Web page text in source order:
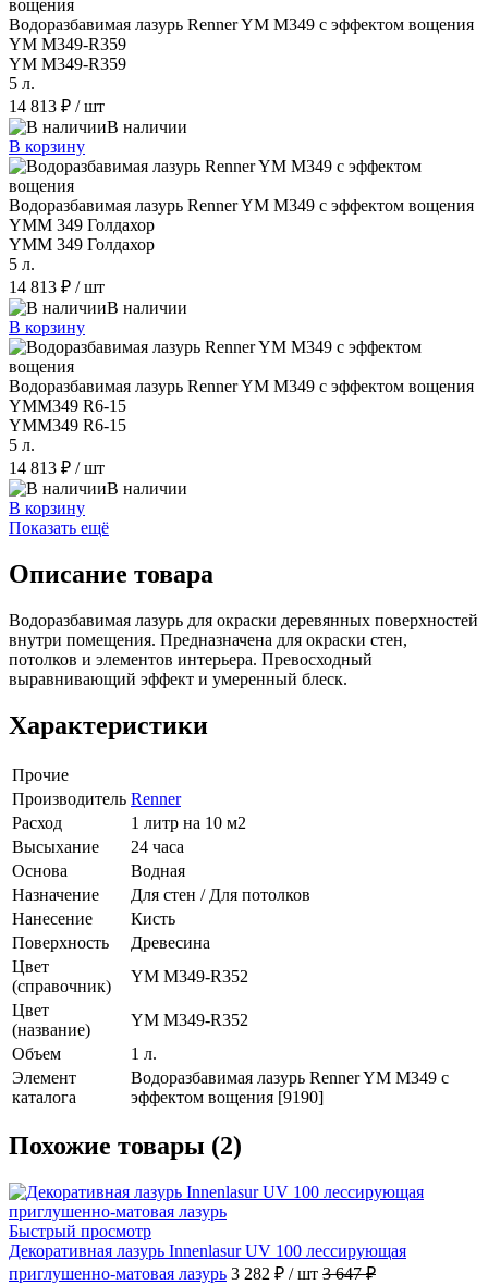
Водоразбавимая лазурь Renner YM M349 с эффектом вощения
YM M349-R359
YM M349-R359
5 л.
14 813 ₽ / шт
В наличии
В корзину
Водоразбавимая лазурь Renner YM M349 с эффектом вощения
YMM 349 Голдахор
YMM 349 Голдахор
5 л.
14 813 ₽ / шт
В наличии
В корзину
Водоразбавимая лазурь Renner YM M349 с эффектом вощения
YMM349 R6-15
YMM349 R6-15
5 л.
14 813 ₽ / шт
В наличии
В корзину
Показать ещё
Описание товара
Водоразбавимая лазурь для окраски деревянных поверхностей
внутри помещения. Предназначена для окраски стен,
потолков и элементов интерьера. Превосходный
выравнивающий эффект и умеренный блеск.
Характеристики
Прочие
Производитель Renner
Расход
1 литр на 10 м2
Высыхание
24 часа
Основа
Водная
Назначение
Для стен / Для потолков
Нанесение
Кисть
Поверхность
Древесина
Цвет
(справочник)
YM M349-R352
Цвет
(название)
YM M349-R352
Объем
1 л.
Элемент
каталога
Водоразбавимая лазурь Renner YM M349 с
эффектом вощения [9190]
Похожие товары (2)
Быстрый просмотр
Декоративная лазурь Innenlasur UV 100 лессирующая
приглушенно-матовая лазурь 3 282 ₽ / шт 3 647 ₽